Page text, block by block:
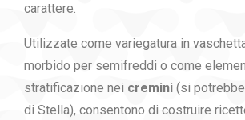
carattere.
Utilizzate come variegatura in
morbido per semifreddi o come
stratificazione nei cremini (si
di Stella), consentono di costruire